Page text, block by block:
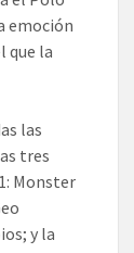
emoción
que la
las
tres
Monster
y la